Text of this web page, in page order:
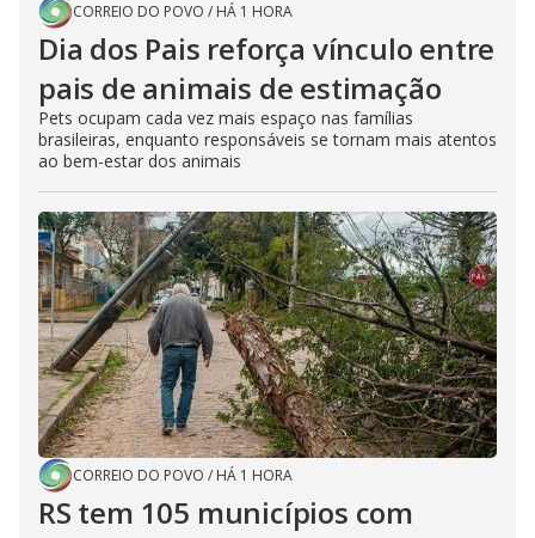
CORREIO DO POVO / HÁ 1 HORA
Dia dos Pais reforça vínculo entre
pais de animais de estimação
Pets ocupam cada vez mais espaço nas famílias
brasileiras, enquanto responsáveis se tornam mais atentos
ao bem-estar dos animais
CORREIO DO POVO / HÁ 1 HORA
RS tem 105 municípios com